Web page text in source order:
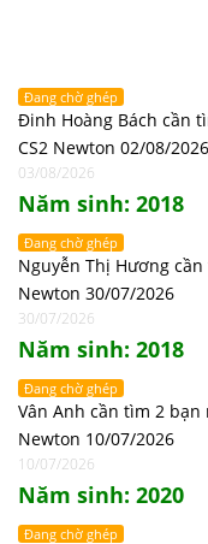
Đang chờ ghép
Đinh Hoàng Bách cần
CS2 Newton 02/08/2026
03/08/2026
Năm sinh: 2018
Đang chờ ghép
Nguyễn Thị Hương
Newton 30/07/2026
30/07/2026
Năm sinh: 2018
Đang chờ ghép
Vân Anh cần tìm 2 bạn
Newton 10/07/2026
10/07/2026
Năm sinh: 2020
Đang chờ ghép